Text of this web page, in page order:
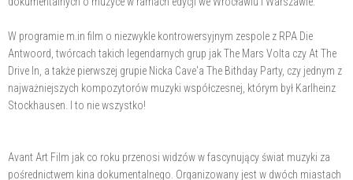
W programie m.in film o niezwykle kontrowersyjnym zespole z RPA Die
Antwoord, twórcach takich legendarnych grup jak The Mars Volta czy At The
Drive In, a także pierwszej grupie Nicka Cave'a The Bithday Party, czy jednym z
najważniejszych kompozytorów muzyki współczesnej, którym był Karlheinz
Stockhausen. I to nie wszystko!
Avant Art Film jak co roku przenosi widzów w fascynujący świat muzyki za
pośrednictwem kina dokumentalnego. Organizowany jest w dwóch miastach